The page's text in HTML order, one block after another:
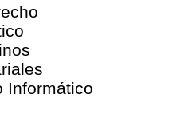
Informático